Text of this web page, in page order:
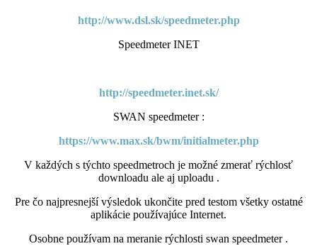
http://www.dsl.sk/speedmeter.php
Speedmeter INET
http://speedmeter.inet.sk/
SWAN speedmeter :
https://www.max.sk/bwm/initialmeter.php
V každých s týchto speedmetroch je možné zmerať rýchlosť
downloadu ale aj uploadu .
Pre čo najpresnejší výsledok ukončite pred testom všetky ostatné
aplikácie používajúce Internet.
Osobne používam na meranie rýchlosti swan speedmeter .